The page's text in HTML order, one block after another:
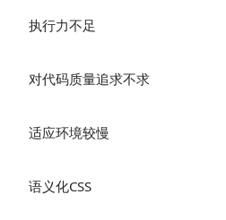
执行力不足
对代码质量追求不求
适应环境较慢
语义化CSS